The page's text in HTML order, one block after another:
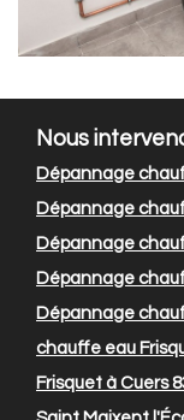
Nous
Dépannage
Dépannage
Dépannage
Dépannage
Dépannage
chauffe eau
Frisquet à Cuers